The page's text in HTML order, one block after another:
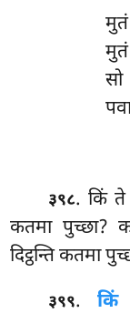
मुतं
३९८. किं ते
कतमा पुच्छा?
दिट्ठन्ति कतमा
३९९. किं